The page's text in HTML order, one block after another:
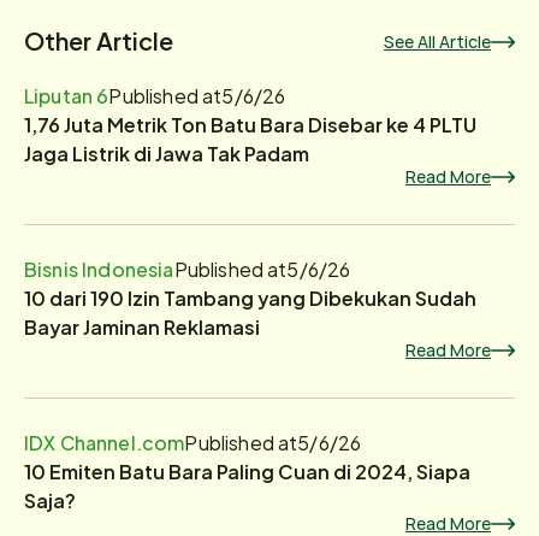
Other Article See All Article
Liputan 6Published at5/6/26
1,76 Juta Metrik Ton Batu Bara Disebar ke 4 PLTU
Jaga Listrik di Jawa Tak Padam
Read More
Bisnis IndonesiaPublished at5/6/26
10 dari 190 Izin Tambang yang Dibekukan Sudah
Bayar Jaminan Reklamasi
Read More
IDX Channel.comPublished at5/6/26
10 Emiten Batu Bara Paling Cuan di 2024, Siapa
Saja?
Read More